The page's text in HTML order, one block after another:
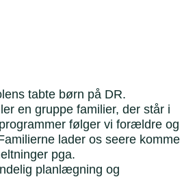
tabte børn på DR.
en gruppe familier, der står i
følger vi forældre og
lader os seere komme
pga.
planlægning og